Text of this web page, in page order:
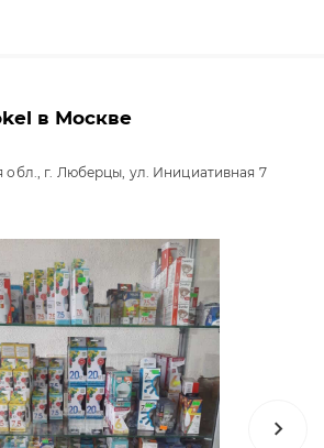
в Москве
обл., г. Люберцы, ул. Инициативная 7